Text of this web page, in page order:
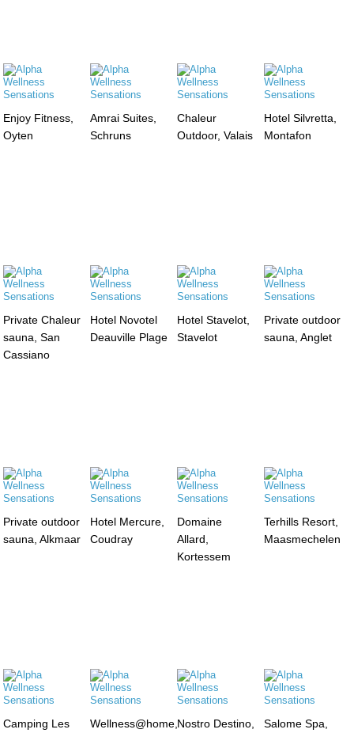
Enjoy Fitness,
Oyten
Amrai Suites,
Schruns
Chaleur
Outdoor, Valais
Hotel Silvretta,
Montafon
Private Chaleur
sauna, San
Cassiano
Hotel Novotel
Deauville Plage
Hotel Stavelot,
Stavelot
Private outdoor
sauna, Anglet
Private outdoor
sauna, Alkmaar
Hotel Mercure,
Coudray
Domaine
Allard,
Kortessem
Terhills Resort,
Maasmechelen
Camping Les
Wellness@home,Nostro Destino,
Salome Spa,